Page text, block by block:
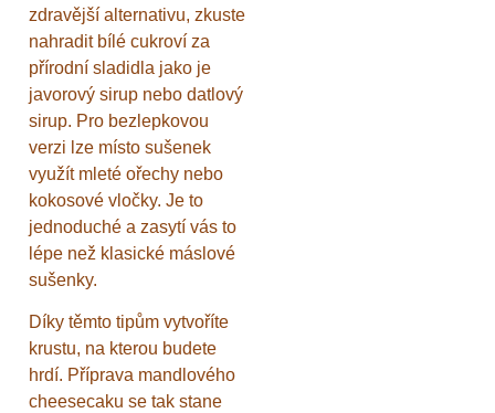
zdravější alternativu, zkuste
nahradit bílé cukroví za
přírodní sladidla jako je
javorový sirup nebo datlový
sirup. Pro bezlepkovou
verzi lze místo sušenek
využít mleté ořechy nebo
kokosové vločky. Je to
jednoduché a zasytí vás to
lépe než klasické máslové
sušenky.
Díky těmto tipům vytvoříte
krustu, na kterou budete
hrdí. Příprava mandlového
cheesecaku se tak stane